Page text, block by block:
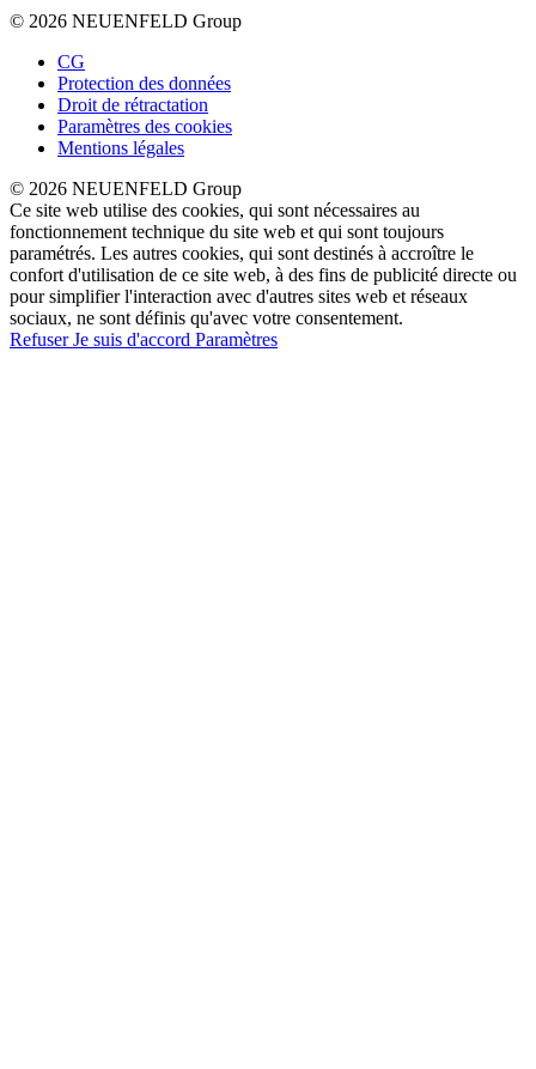
© 2026 NEUENFELD Group
CG
Protection des données
Droit de rétractation
Paramètres des cookies
Mentions légales
© 2026 NEUENFELD Group
Ce site web utilise des cookies, qui sont nécessaires au
fonctionnement technique du site web et qui sont toujours
paramétrés. Les autres cookies, qui sont destinés à accroître le
confort d'utilisation de ce site web, à des fins de publicité directe ou
pour simplifier l'interaction avec d'autres sites web et réseaux
sociaux, ne sont définis qu'avec votre consentement.
RefuserJe suis d'accord Paramètres